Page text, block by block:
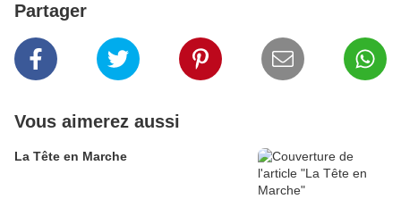
Partager
Vous aimerez aussi
La Tête en Marche